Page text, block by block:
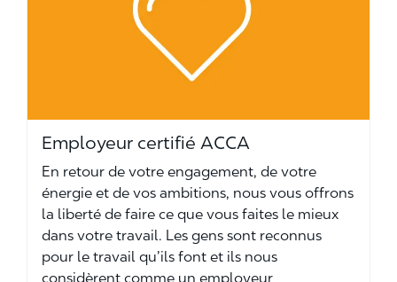
Employeur certifié ACCA
En retour de votre engagement, de votre
énergie et de vos ambitions, nous vous offrons
la liberté de faire ce que vous faites le mieux
dans votre travail. Les gens sont reconnus
pour le travail qu’ils font et ils nous
considèrent comme un employeur